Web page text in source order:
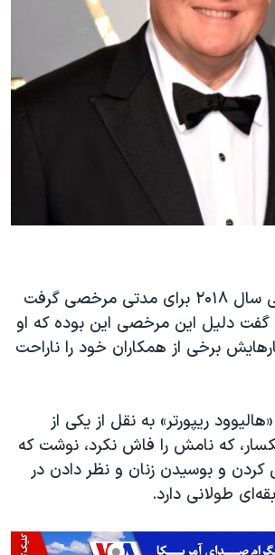
او در ماه‌های پایانی سال ۲۰۱۸ برای مدتی مرخصی گرفت
گفت دلیل این مرخصی این بوده که او
برخی از همکاران خود را ناراحت
ریپورتر» به نقل از یکی از
که نامش را فاش نکرد، نوشت که
و بوسیدن زنان و نظر دادن در
طولانی دارد.